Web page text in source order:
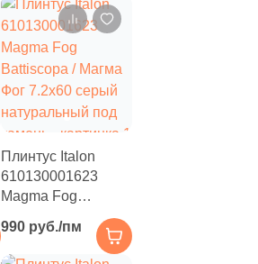
Плинтус Italon
610130001623
Magma Fog
Battiscopa / Магма
Фог 7.2x60 серый
натуральный под
990 руб./пм